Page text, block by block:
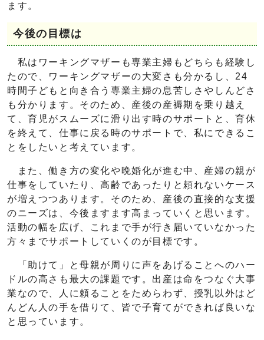
ます。
今後の目標は
私はワーキングマザーも専業主婦もどちらも経験し
たので、ワーキングマザーの大変さも分かるし、24
時間子どもと向き合う専業主婦の息苦しさやしんどさ
も分かります。そのため、産後の産褥期を乗り越え
て、育児がスムーズに滑り出す時のサポートと、育休
を終えて、仕事に戻る時のサポートで、私にできるこ
とをしたいと考えています。
また、働き方の変化や晩婚化が進む中、産婦の親が
仕事をしていたり、高齢であったりと頼れないケース
が増えつつあります。そのため、産後の直接的な支援
のニーズは、今後ますます高まっていくと思います。
活動の幅を広げ、これまで手が行き届いていなかった
方々までサポートしていくのが目標です。
「助けて」と母親が周りに声をあげることへのハー
ドルの高さも最大の課題です。出産は命をつなぐ大事
業なので、人に頼ることをためらわず、授乳以外はど
んどん人の手を借りて、皆で子育てができれば良いな
と思っています。